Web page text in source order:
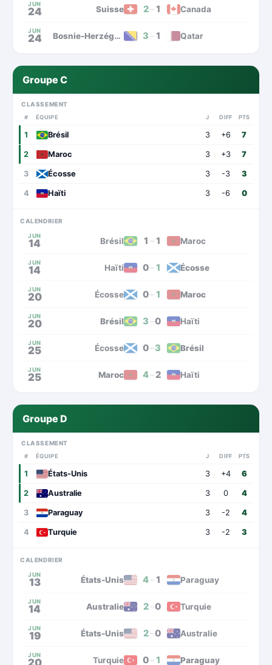
JUN
24 Suisse 2–1 Canada
JUN
24 Bosnie-Herzégovine 3–1 Qatar
Groupe C
CLASSEMENT
# ÉQUIPE J DIFF PTS
1 Brésil 3 +6 7
2 Maroc 3 +3 7
3 Écosse 3 -3 3
4 Haïti 3 -6 0
CALENDRIER
JUN
14 Brésil 1 –1 Maroc
JUN
14 Haïti 0–1 Écosse
JUN
20 Écosse 0–1 Maroc
JUN
20 Brésil 3–0 Haïti
JUN
25 Écosse 0–3 Brésil
JUN
25 Maroc 4–2 Haïti
Groupe D
CLASSEMENT
# ÉQUIPE J DIFF PTS
1 États-Unis 3 +4 6
2 Australie 3 0 4
3 Paraguay 3 -2 4
4 Turquie 3 -2 3
CALENDRIER
JUN
13 États-Unis 4–1 Paraguay
JUN
14 Australie 2–0 Turquie
JUN
19 États-Unis 2–0 Australie
JUN
20 Turquie 0–1 Paraguay